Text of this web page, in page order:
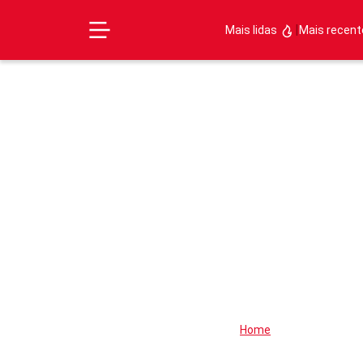
Mais lidas |Mais
Home